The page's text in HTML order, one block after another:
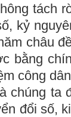
tách
kỷ
châu
bằng
công
chúng ta
đổi số,